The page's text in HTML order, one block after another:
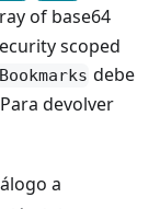
of base64
scoped
debe
devolver
a